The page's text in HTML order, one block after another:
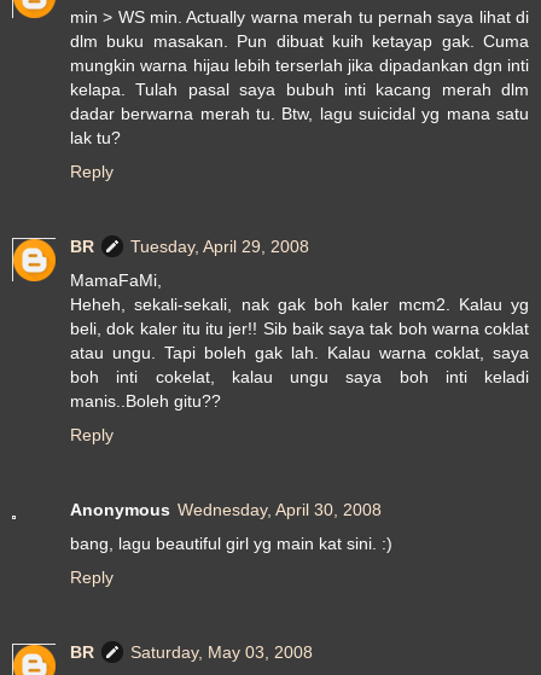
min > WS min. Actually warna merah tu pernah saya lihat di
dlm buku masakan. Pun dibuat kuih ketayap gak. Cuma
mungkin warna hijau lebih terserlah jika dipadankan dgn inti
kelapa. Tulah pasal saya bubuh inti kacang merah dlm
dadar berwarna merah tu. Btw, lagu suicidal yg mana satu
lak tu?
Reply
BR
Tuesday, April 29, 2008
MamaFaMi,
Heheh, sekali-sekali, nak gak boh kaler mcm2. Kalau yg
beli, dok kaler itu itu jer!! Sib baik saya tak boh warna coklat
atau ungu. Tapi boleh gak lah. Kalau warna coklat, saya
boh inti cokelat, kalau ungu saya boh inti keladi
manis..Boleh gitu??
Reply
Anonymous Wednesday, April 30, 2008
bang, lagu beautiful girl yg main kat sini. :)
Reply
BR
Saturday, May 03, 2008